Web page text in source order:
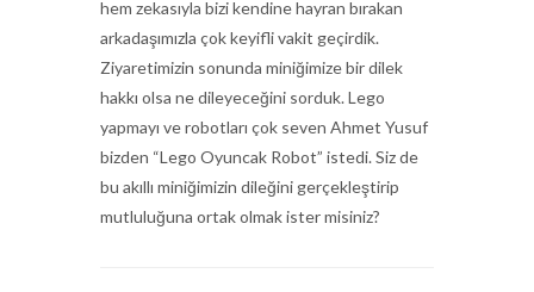
hem zekasıyla bizi kendine hayran bırakan
arkadaşımızla çok keyifli vakit geçirdik.
Ziyaretimizin sonunda miniğimize bir dilek
hakkı olsa ne dileyeceğini sorduk. Lego
yapmayı ve robotları çok seven Ahmet Yusuf
bizden “Lego Oyuncak Robot” istedi. Siz de
bu akıllı miniğimizin dileğini gerçekleştirip
mutluluğuna ortak olmak ister misiniz?